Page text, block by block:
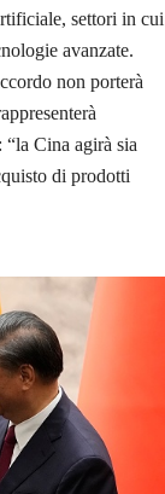
settori in cui
avanzate.
non porterà
: “la Cina agirà sia
di prodotti